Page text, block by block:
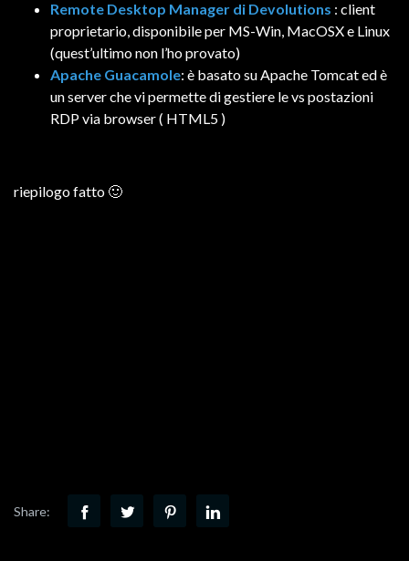
Remote Desktop Manager di Devolutions : client
proprietario, disponibile per MS-Win, MacOSX e Linux
(quest’ultimo non l’ho provato)
Apache Guacamole: è basato su Apache Tomcat ed è
un server che vi permette di gestiere le vs postazioni
RDP via browser ( HTML5 )
riepilogo fatto 🙂
Share: